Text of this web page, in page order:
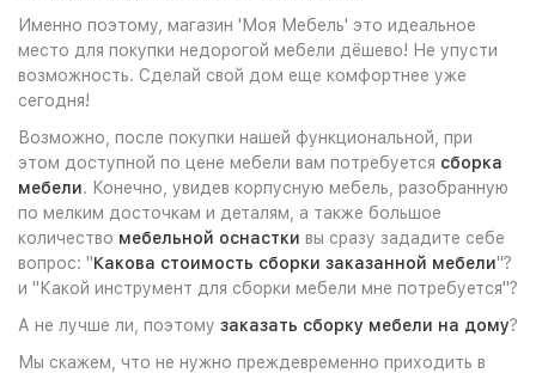
Именно поэтому, магазин 'Моя Мебель' это идеальное
место для покупки недорогой мебели дёшево! Не упусти
возможность. Сделай свой дом еще комфортнее уже
сегодня!
Возможно, после покупки нашей функциональной, при
этом доступной по цене мебели вам потребуется сборка
мебели. Конечно, увидев корпусную мебель, разобранную
по мелким досточкам и деталям, а также большое
количество мебельной оснастки вы сразу зададите себе
вопрос: "Какова стоимость сборки заказанной мебели"?
и "Какой инструмент для сборки мебели мне потребуется"?
А не лучше ли, поэтому заказать сборку мебели на дому?
Мы скажем, что не нужно преждевременно приходить в